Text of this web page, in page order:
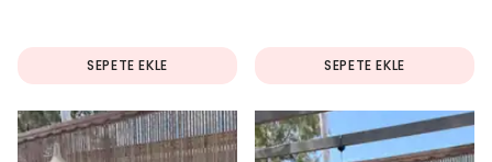
SEPETE EKLE SEPETE EKLE